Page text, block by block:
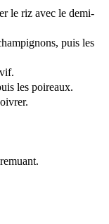
le riz avec le demi-
puis les
les poireaux.